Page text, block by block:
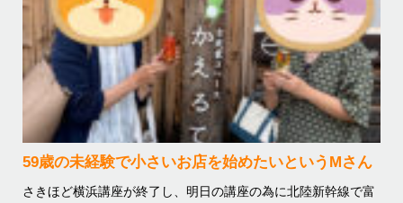
59歳の未経験で小さいお店を始めたいというMさん
さきほど横浜講座が終了し、明日の講座の為に北陸新幹線で富